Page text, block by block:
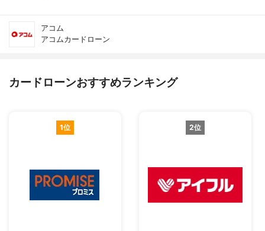
アコム
アコムカードローン
カードローンおすすめランキング
1位 2位